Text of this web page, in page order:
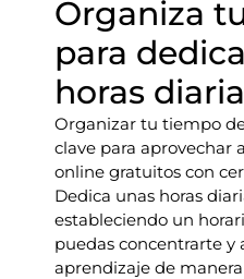
Organiza
para
horas
Organizar tu tiempo
clave para aprovechar
online gratuitos con
Dedica unas horas
estableciendo un
puedas concentrarte y
aprendizaje de